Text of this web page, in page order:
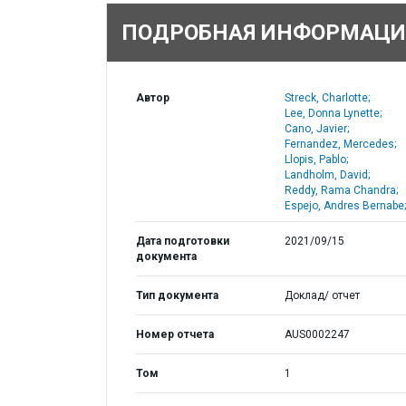
ПОДРОБНАЯ
Автор
Streck, Charlotte;
Lee, Donna Lynette;
Cano, Javier;
Fernandez, Mercedes;
Llopis, Pablo;
Landholm, David;
Reddy, Rama Chandra;
Espejo, Andres Bernabe;
Дата подготовки
документа
2021/09/15
Тип документа Доклад/ отчет
Номер отчета AUS0002247
Том 1